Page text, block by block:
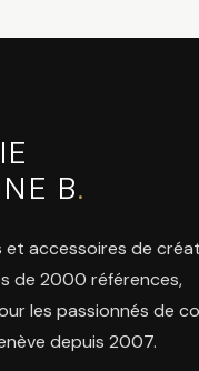
B.
et accessoires de
de 2000 références,
les passionnés de
depuis 2007.